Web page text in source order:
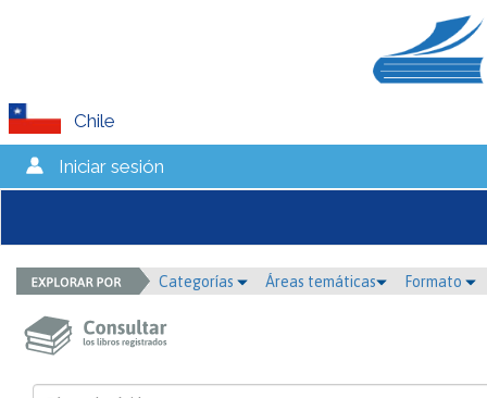
Chile
Iniciar sesión
Categorías Áreas temáticas Formato